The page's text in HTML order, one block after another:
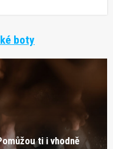
boty
ti i vhodně